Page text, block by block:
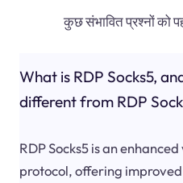
कुछ संभावित प्रश्नों को
What is RDP Socks5,
different from RDP
RDP Socks5 is an
protocol, offering